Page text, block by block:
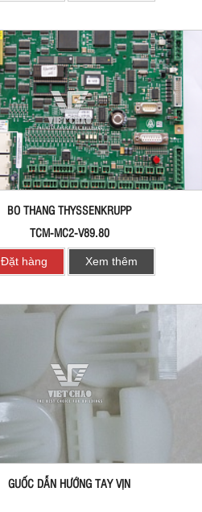
BO THANG THYSSENKRUPP
TCM-MC2-V89.80
Đặt hàng Xem thêm
GUỐC DẪN HƯỚNG TAY VỊN